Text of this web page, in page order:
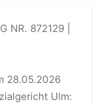
NR. 872129 |
28.05.2026
Ulm: